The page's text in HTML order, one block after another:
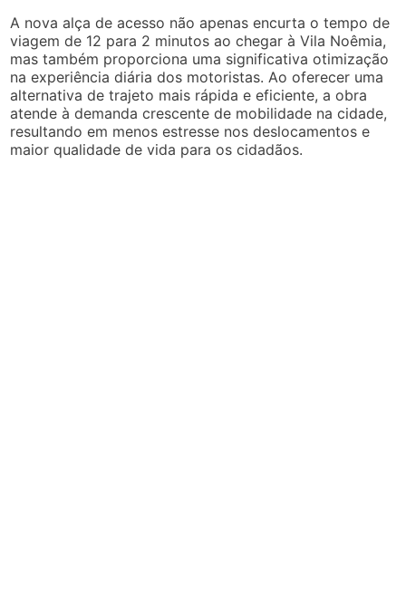
A nova alça de acesso não apenas encurta o tempo de
viagem de 12 para 2 minutos ao chegar à Vila Noêmia,
mas também proporciona uma significativa otimização
na experiência diária dos motoristas. Ao oferecer uma
alternativa de trajeto mais rápida e eficiente, a obra
atende à demanda crescente de mobilidade na cidade,
resultando em menos estresse nos deslocamentos e
maior qualidade de vida para os cidadãos.